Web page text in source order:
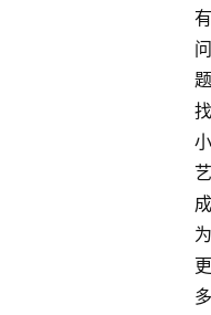
有
问
题
找
小
艺
成
为
更
多